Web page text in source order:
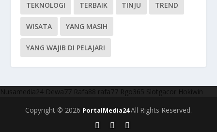
TEKNOLOGI TERBAIK TINJU TREND
WISATA YANG MASIH
YANG WAJIB DI PELAJARI
Nusamedia24 Dewa77 Rafa88 rafa77 Rgo365 Slotgacor Hokiwin
Copyright © 2026 PortalMedia24All Rights Reserved.